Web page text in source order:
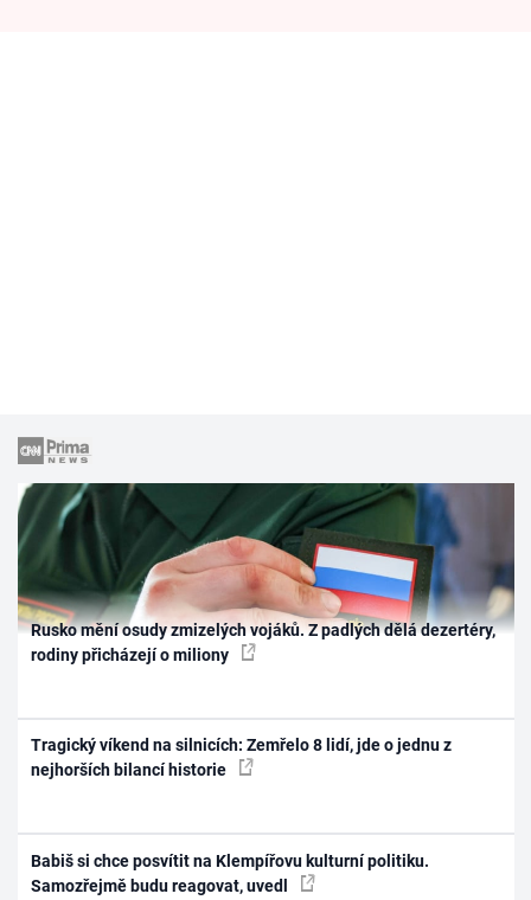
Rusko mění osudy zmizelých vojáků. Z padlých dělá dezertéry,
rodiny přicházejí o miliony
Tragický víkend na silnicích: Zemřelo 8 lidí, jde o jednu z
nejhorších bilancí historie
Babiš si chce posvítit na Klempířovu kulturní politiku.
Samozřejmě budu reagovat, uvedl